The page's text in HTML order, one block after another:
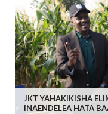
JKT YAHAKIKISHA
INAENDELEA HATA